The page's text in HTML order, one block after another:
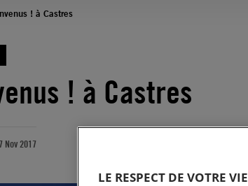
! à Castres
! à Castres
Nov 2017
LE RESPECT DE VOTRE